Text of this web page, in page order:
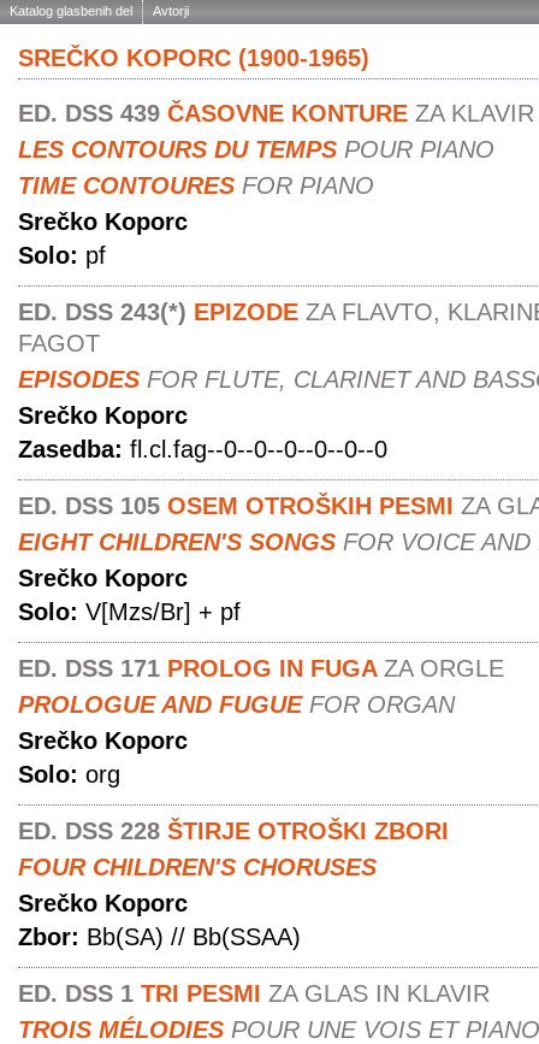
Katalog glasbenih del Avtorji
SREČKO KOPORC (1900-1965)
ED. DSS 439 ČASOVNE KONTURE ZA KLAVIR
LES CONTOURS DU TEMPS POUR PIANO
TIME CONTOURES FOR PIANO
Srečko Koporc
Solo: pf
ED. DSS 243(*) EPIZODE ZA FLAVTO,
FAGOT
EPISODES FOR FLUTE, CLARINET AND
Srečko Koporc
Zasedba: fl.cl.fag--0--0--0--0--0--0
ED. DSS 105 OSEM OTROŠKIH PESMI ZA
EIGHT CHILDREN'S SONGS FOR VOICE AND
Srečko Koporc
Solo: V[Mzs/Br] + pf
ED. DSS 171 PROLOG IN FUGA ZA ORGLE
PROLOGUE AND FUGUE FOR ORGAN
Srečko Koporc
Solo: org
ED. DSS 228 ŠTIRJE OTROŠKI ZBORI
FOUR CHILDREN'S CHORUSES
Srečko Koporc
Zbor: Bb(SA) // Bb(SSAA)
ED. DSS 1 TRI PESMI ZA GLAS IN KLAVIR
TROIS MÉLODIES POUR UNE VOIS ET PIANO